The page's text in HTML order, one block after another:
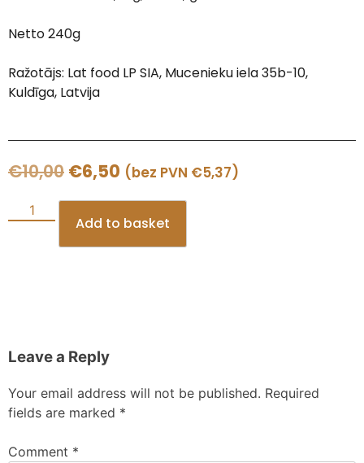
Netto 240g
Ražotājs: Lat food LP SIA, Mucenieku iela 35b-10,
Kuldīga, Latvija
€10,00 €6,50 (bez PVN €5,37)
Add to basket
Leave a Reply
Your email address will not be published. Required
fields are marked *
Comment *